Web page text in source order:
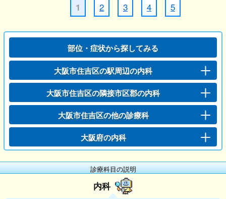
1 2 3 4 5
部位・症状から探してみる
大阪市住吉区の駅周辺の内科
大阪市住吉区の隣接市区郡の内科
大阪市住吉区の他の診療科
大阪府の内科
診療科目の説明
内科